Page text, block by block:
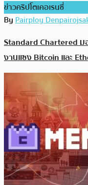
ข่าวคริปโตเคอเรนซี่
ByPairploy
Standard Chartered
งานแซง Bitcoin และ